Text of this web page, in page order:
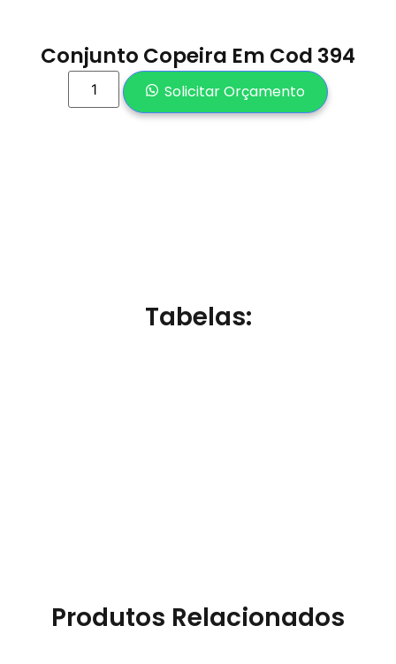
Conjunto Copeira Em Cod 394
Solicitar Orçamento
Tabelas:
Produtos Relacionados